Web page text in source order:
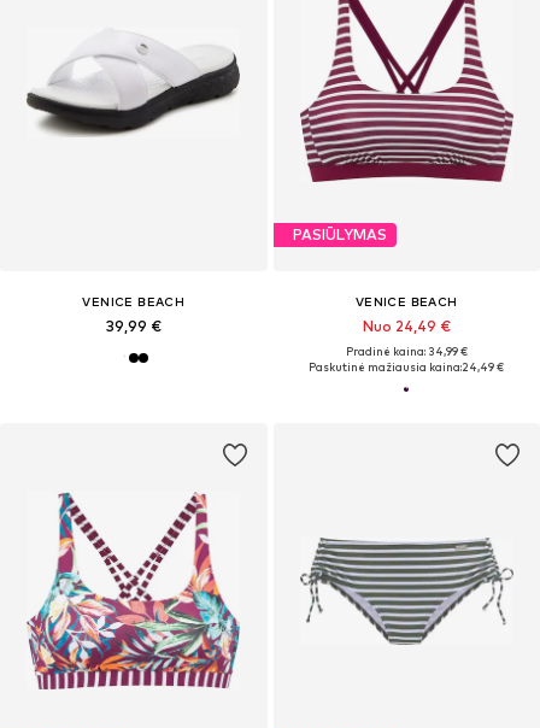
VENICE BEACH
39,99 €
PASIŪLYMAS
VENICE BEACH
Nuo 24,49 €
Pradinė kaina: 34,99 €
Paskutinė mažiausia kaina:24,49 €